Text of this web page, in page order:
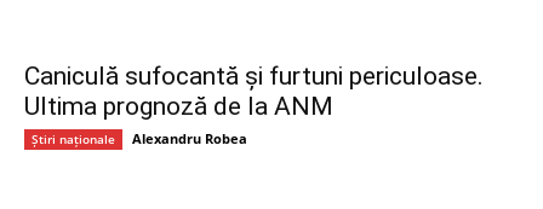
Caniculă sufocantă și furtuni periculoase.
Ultima prognoză de la ANM
Știri naționale Alexandru Robea